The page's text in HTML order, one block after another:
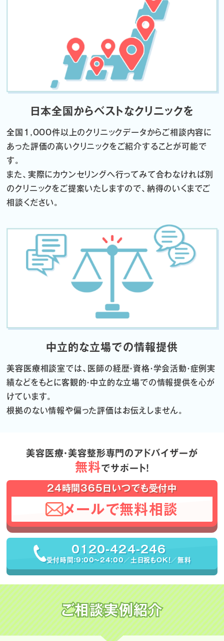
日本全国からベストなクリニックを
全国1,000件以上のクリニックデータからご相談内容に
あった評価の高いクリニックをご紹介することが可能で
す。
また、実際にカウンセリングへ行ってみて合わなければ別
のクリニックをご提案いたしますので、納得のいくまでご
相談ください。
中立的な立場での情報提供
美容医療相談室では、医師の経歴・資格・学会活動・症例実
績などをもとに客観的・中立的な立場での情報提供を心が
けています。
根拠のない情報や偏った評価はお伝えしません。
美容医療・美容整形専門のアドバイザーが
無料でサポート！
24時間365日いつでも受付中
メールで無料相談
0120-424-246
受付時間：9:00〜24:00／土日祝もOK！／無料
ご相談実例紹介